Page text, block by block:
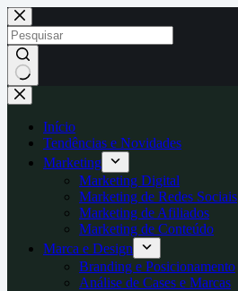
Pular
para
o
conteúdo
Sem
resultados
Início
Tendências e Novidades
Marketing
Marketing Digital
Marketing de Redes Sociais
Marketing de Afiliados
Marketing de Conteúdo
Marca e Design
Branding e Posicionamento
Análise de Cases e Marcas